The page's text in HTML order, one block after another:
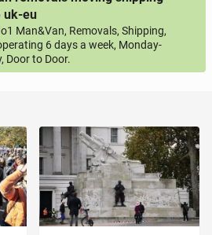
uk-eu
Man&Van, Removals, Shipping,
6 days a week, Monday-
Door to Door.